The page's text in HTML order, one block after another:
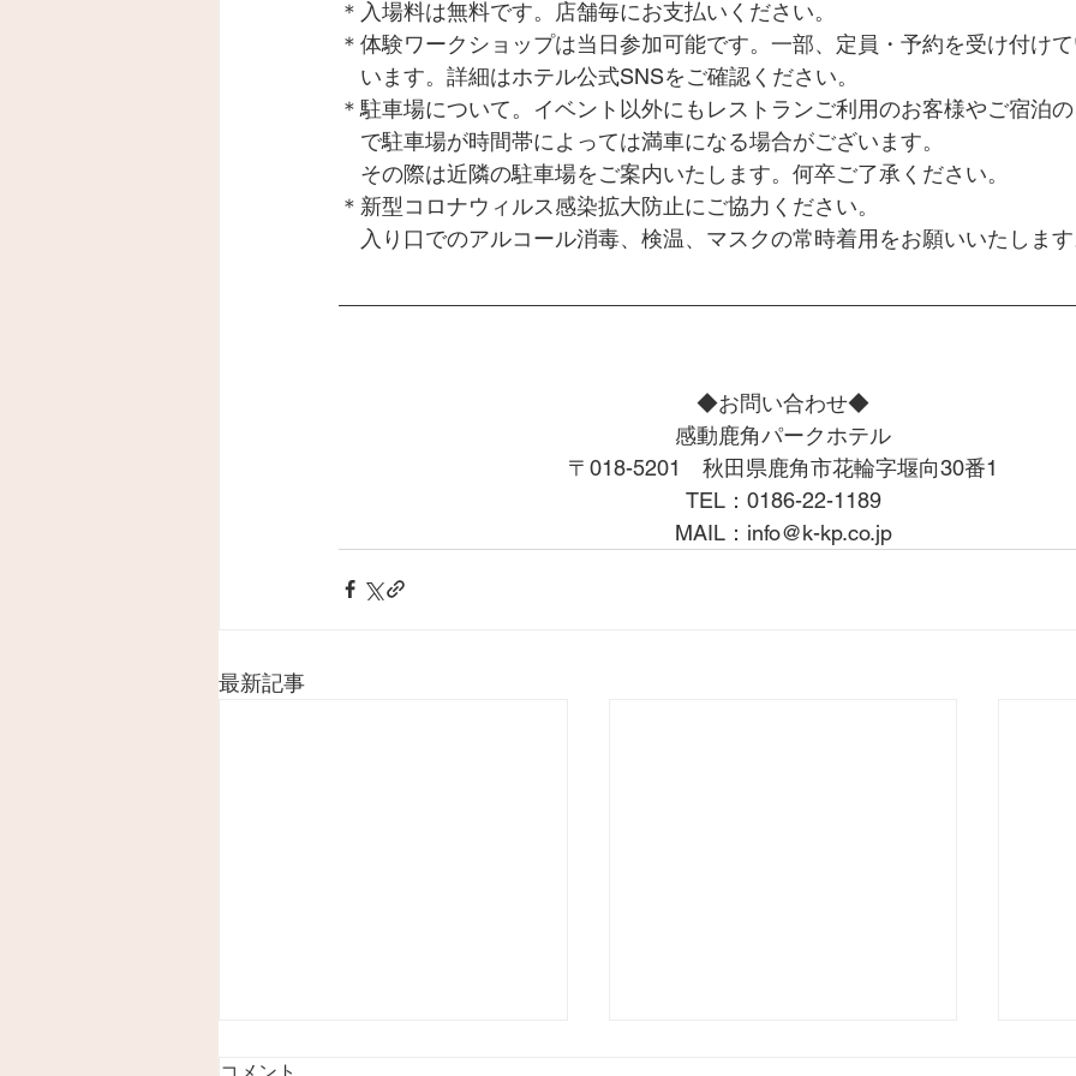
＊入場料は無料です。店舗毎にお支払いください。
＊体験ワークショップは当日参加可能です。一部、定員・予約を受け付け
います。詳細はホテル公式SNSをご確認ください。
＊駐車場について。イベント以外にもレストランご利用のお客様やご宿泊
で駐車場が時間帯によっては満車になる場合がございます。
その際は近隣の駐車場をご案内いたします。何卒ご了承ください。
＊新型コロナウィルス感染拡大防止にご協力ください。
入り口でのアルコール消毒、検温、マスクの常時着用をお願いいたしま
◆お問い合わせ◆
感動鹿角パークホテル
〒018-5201　秋田県鹿角市花輪字堰向30番1
TEL：0186-22-1189
MAIL：info@k-kp.co.jp
最新記事